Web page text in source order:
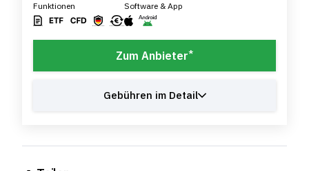
Funktionen Software & App
Zum Anbieter*
Gebühren im Detail